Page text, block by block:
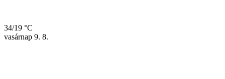
34/19 °C
vasárnap 9. 8.